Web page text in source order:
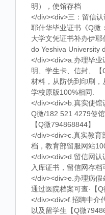
明），使馆存档
</div><div>三：留信认
耶什华毕业证书《Q微
大学文凭证书补办伊耶
do Yeshiva University
</div><div>a.办理毕
明、学生卡、信封、
材料，从防伪到印刷
学校原版100%相同.
</div><div>b.真实使馆
Q微/182 521 4279使
【Q微794868844】
</div><div>c.真实教育
档，教育部留服网站
</div><div>d.留信网
入库证书，留信网存档
</div><div>e.办理病
通过医院档案可查·【Q
</div><div>f.招聘中介
以及留学生【Q微